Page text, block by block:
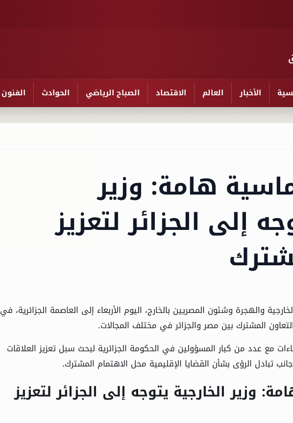
الأخبار العالم الاقتصاد الصباح الرياضي الحوادث الفنون
هامة: وزير
إلى الجزائر لتعزيز
والهجرة وشئون المصريين بالخارج، اليوم الأربعاء إلى العاصمة الجزائرية، في
المشترك بين مصر والجزائر في مختلف المجالات.
مع عدد من كبار المسؤولين في الحكومة الجزائرية لبحث سبل تعزيز العلاقات
تبادل الرؤى بشأن القضايا الإقليمية محل الاهتمام المشترك.
وزير الخارجية يتوجه إلى الجزائر لتعزيز